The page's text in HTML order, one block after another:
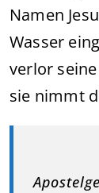
Namen
Wasser
verlor
sie nimmt